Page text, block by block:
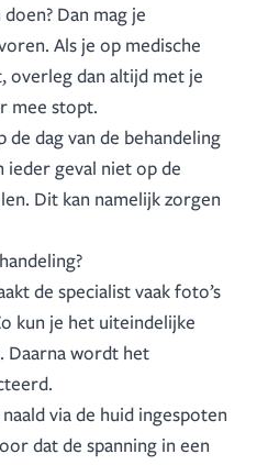
Dan mag je
Als je op medische
overleg dan altijd met je
mee stopt.
de dag van de behandeling
ieder geval niet op de
Dit kan namelijk zorgen
de specialist vaak foto’s
kun je het uiteindelijke
Daarna wordt het
via de huid ingespoten
dat de spanning in een